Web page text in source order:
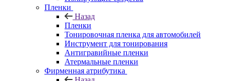
Пленки
Назад
Пленки
Тонировочная пленка для автомобилей
Инструмент для тонирования
Антигравийные пленки
Атермальные пленки
Фирменная атрибутика